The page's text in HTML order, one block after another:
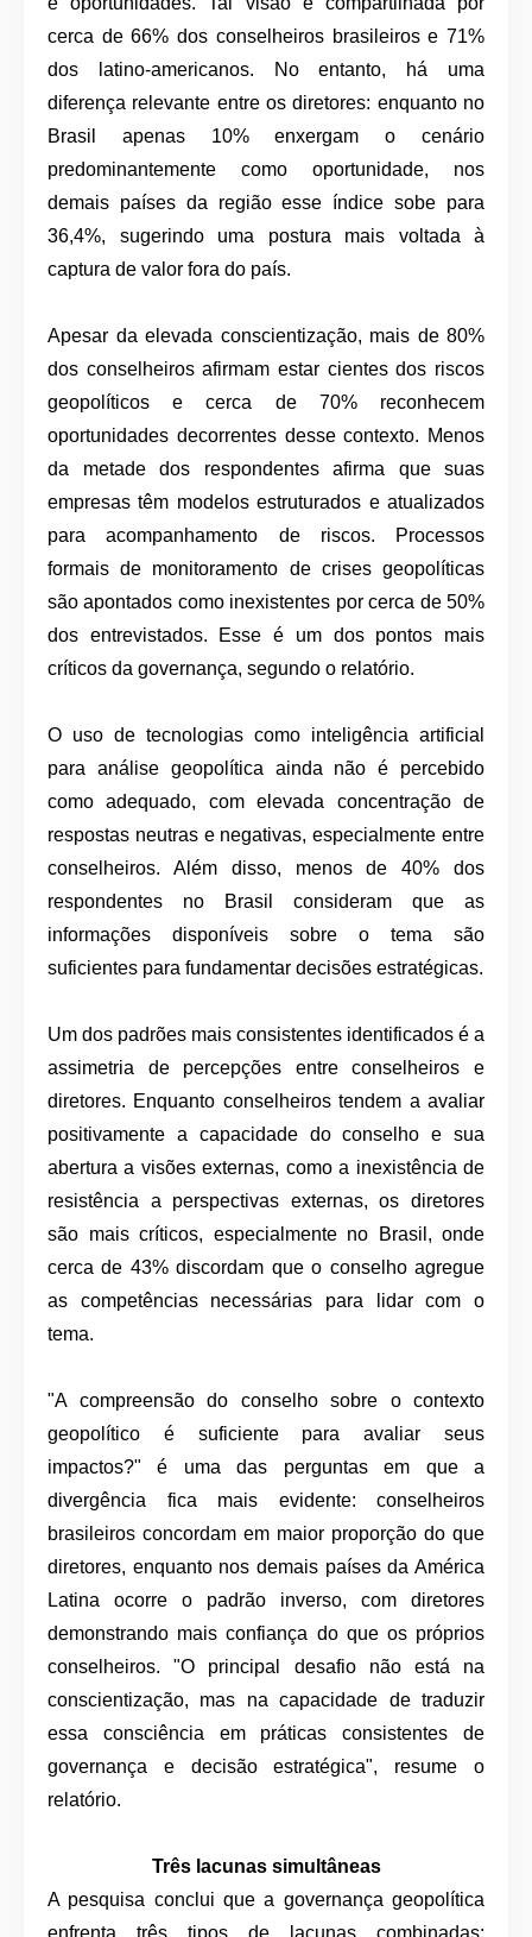
cerca de 66% dos conselheiros brasileiros e 71%
dos latino-americanos. No entanto, há uma
diferença relevante entre os diretores: enquanto no
Brasil apenas 10% enxergam o cenário
predominantemente como oportunidade, nos
demais países da região esse índice sobe para
36,4%, sugerindo uma postura mais voltada à
captura de valor fora do país.
Apesar da elevada conscientização, mais de 80%
dos conselheiros afirmam estar cientes dos riscos
geopolíticos e cerca de 70% reconhecem
oportunidades decorrentes desse contexto. Menos
da metade dos respondentes afirma que suas
empresas têm modelos estruturados e atualizados
para acompanhamento de riscos. Processos
formais de monitoramento de crises geopolíticas
são apontados como inexistentes por cerca de 50%
dos entrevistados. Esse é um dos pontos mais
críticos da governança, segundo o relatório.
O uso de tecnologias como inteligência artificial
para análise geopolítica ainda não é percebido
como adequado, com elevada concentração de
respostas neutras e negativas, especialmente entre
conselheiros. Além disso, menos de 40% dos
respondentes no Brasil consideram que as
informações disponíveis sobre o tema são
suficientes para fundamentar decisões estratégicas.
Um dos padrões mais consistentes identificados é a
assimetria de percepções entre conselheiros e
diretores. Enquanto conselheiros tendem a avaliar
positivamente a capacidade do conselho e sua
abertura a visões externas, como a inexistência de
resistência a perspectivas externas, os diretores
são mais críticos, especialmente no Brasil, onde
cerca de 43% discordam que o conselho agregue
as competências necessárias para lidar com o
tema.
"A compreensão do conselho sobre o contexto
geopolítico é suficiente para avaliar seus
impactos?" é uma das perguntas em que a
divergência fica mais evidente: conselheiros
brasileiros concordam em maior proporção do que
diretores, enquanto nos demais países da América
Latina ocorre o padrão inverso, com diretores
demonstrando mais confiança do que os próprios
conselheiros. "O principal desafio não está na
conscientização, mas na capacidade de traduzir
essa consciência em práticas consistentes de
governança e decisão estratégica", resume o
relatório.
Três lacunas simultâneas
A pesquisa conclui que a governança geopolítica
enfrenta três tipos de lacunas combinadas: